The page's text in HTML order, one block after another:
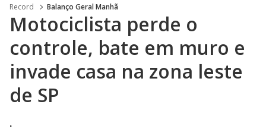
Record Balanço Geral Manhã
Motociclista perde o
controle, bate em muro e
invade casa na zona leste
de SP
.